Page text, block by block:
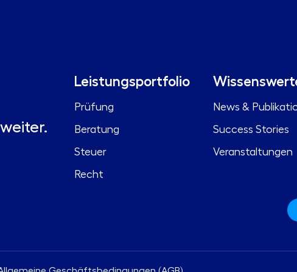
Leistungsportfolio
Prüfung
Beratung
Steuer
Recht
News &
Success Stories
Veranstaltungen